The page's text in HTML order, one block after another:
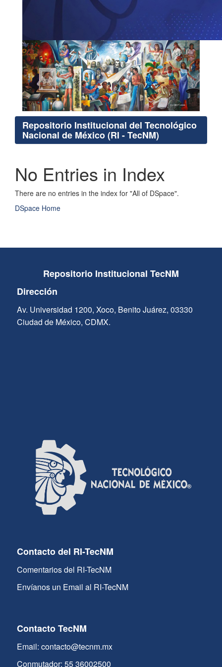
Repositorio Institucional del Tecnológico
Nacional de México (RI - TecNM)
No Entries in Index
There are no entries in the index for "All of DSpace".
DSpace Home
Repositorio Institucional TecNM
Dirección
Av. Universidad 1200, Xoco, Benito Juárez, 03330
Ciudad de México, CDMX.
Contacto del RI-TecNM
Comentarios del RI-TecNM
Envíanos un Email al RI-TecNM
Contacto TecNM
Email: contacto@tecnm.mx
Conmutador: 55 36002500